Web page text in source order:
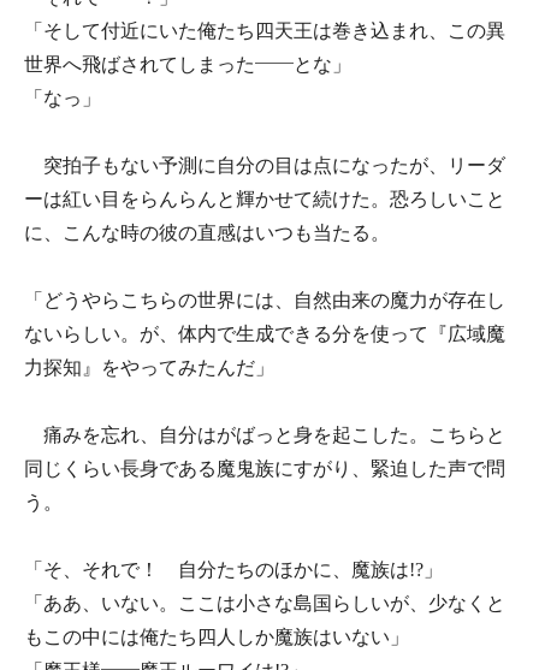
「そして付近にいた俺たち四天王は巻き込まれ、この異
世界へ飛ばされてしまった――とな」
「なっ」
突拍子もない予測に自分の目は点になったが、リーダ
ーは紅い目をらんらんと輝かせて続けた。恐ろしいこと
に、こんな時の彼の直感はいつも当たる。
「どうやらこちらの世界には、自然由来の魔力が存在し
ないらしい。が、体内で生成できる分を使って『広域魔
力探知』をやってみたんだ」
痛みを忘れ、自分はがばっと身を起こした。こちらと
同じくらい長身である魔鬼族にすがり、緊迫した声で問
う。
「そ、それで！ 自分たちのほかに、魔族は!?」
「ああ、いない。ここは小さな島国らしいが、少なくと
もこの中には俺たち四人しか魔族はいない」